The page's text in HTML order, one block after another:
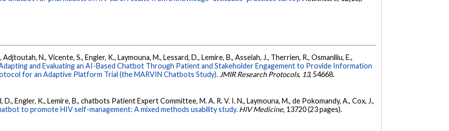
N., Vicente, S., Engler, K., Laymouna, M., Lessard, D., Lemire, B., Asselah, J., Therrien, R., Osmanlliu, E.,
and Evaluating an AI-Based Chatbot Through Patient and Stakeholder Engagement to Provide Information
for an Adaptive Platform Trial (the MARVIN Chatbots Study). JMIR Research Protocols, 13, 54668.
D., Engler, K., Lemire, B., chatbots Patient Expert Committee, M. A. R. V. I. N., Laymouna, M., de Pokomandy, A., Cox, J.,
to promote HIV self-management: A mixed methods usability study. HIV Medicine, 13720 (23 pages).